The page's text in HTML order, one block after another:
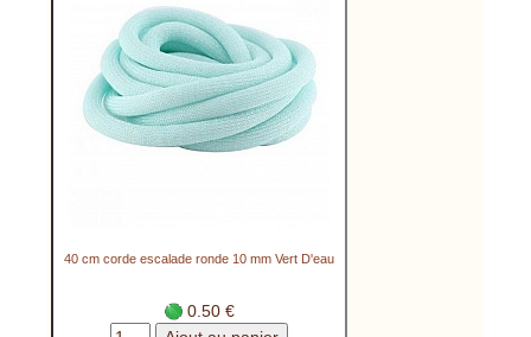
40 cm corde escalade ronde 10 mm Vert D'eau
0.50 €